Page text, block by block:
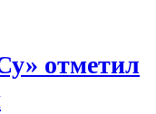
отметил